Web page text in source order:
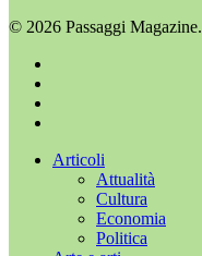
© 2026 Passaggi Magazine.
Chiudi Articoli
Attualità
Cultura
Economia
Politica